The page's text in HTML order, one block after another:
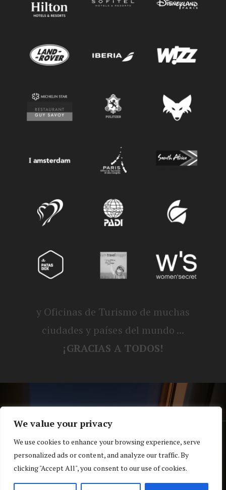
We value your privacy
We use cookies to enhance your browsing experience, serve
personalized ads or content, and analyze our traffic. By
clicking "Accept All", you consent to our use of cookies.
y Oficinas de Turismo de muchas
ciudades y países del mundo ...
¡GRACIAS A TODOS!
® Blog personal de Alex, Nerea, Turbo y
Koko |Política de privacidad y cookies
Top